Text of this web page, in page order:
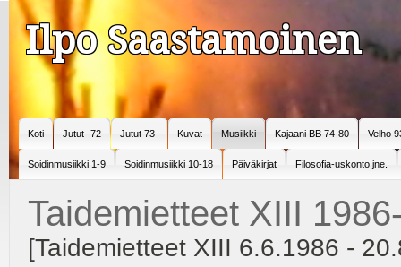
Ilpo Saastamoinen
Koti Jutut -72 Jutut 73- Kuvat Musiikki Kajaani BB 74-80 Velho
Soidinmusiikki 1-9 Soidinmusiikki 10-18 Päiväkirjat Filosofia-uskonto jne.
Taidemietteet XIII
[Taidemietteet XIII 6.6.1986 -